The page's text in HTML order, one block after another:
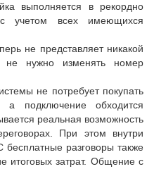
выполняется в рекордно
учетом всех имеющихся
не представляет никакой
не нужно изменять номер
не потребует покупать
а подключение обходится
реальная возможность
При этом внутри
бесплатные разговоры также
итоговых затрат. Общение с